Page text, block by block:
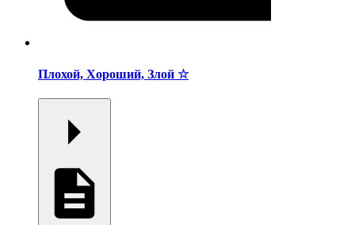
Плохой, Хороший, Злой ☆